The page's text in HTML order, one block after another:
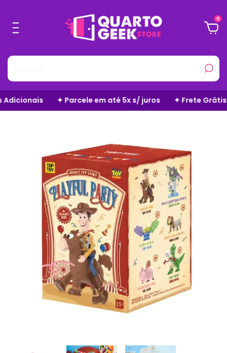
0
em até 5x s/ juros ✦ Frete Grátis em Todo o Site ✦